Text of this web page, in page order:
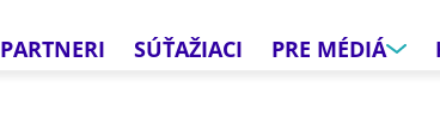
PARTNERI SÚŤAŽIACI PRE MÉDIÁ